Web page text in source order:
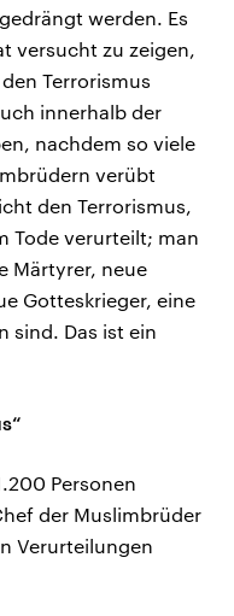
werden. Es
versucht zu zeigen,
Terrorismus
innerhalb der
nachdem so viele
verübt
den Terrorismus,
Tode verurteilt; man
Märtyrer, neue
Gotteskrieger, eine
sind. Das ist ein
Personen
der Muslimbrüder
Verurteilungen